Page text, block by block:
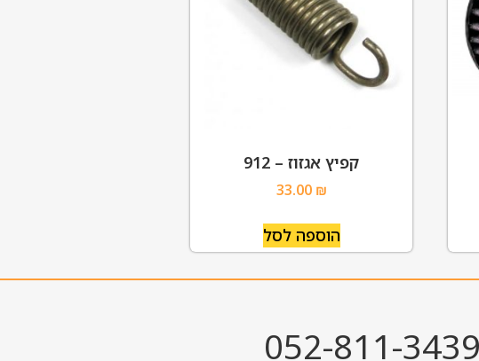
קפיץ אגזוז – 912
33.00 ₪
הוספה לסל